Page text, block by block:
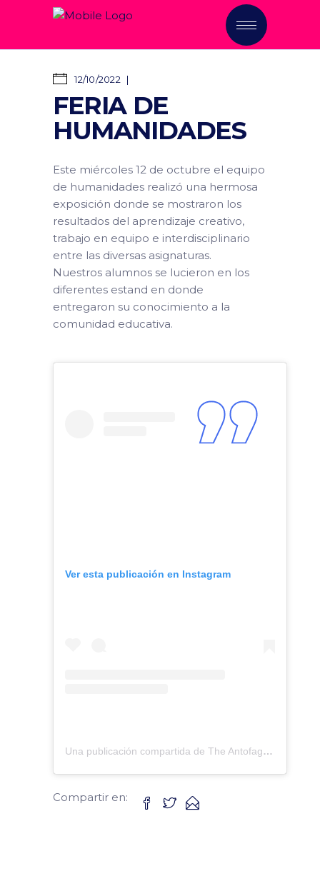
12/10/2022
FERIA DE
HUMANIDADES
Este miércoles 12 de octubre el equipo
de humanidades realizó una hermosa
exposición donde se mostraron los
resultados del aprendizaje creativo,
trabajo en equipo e interdisciplinario
entre las diversas asignaturas.
Nuestros alumnos se lucieron en los
diferentes estand en donde
entregaron su conocimiento a la
comunidad educativa.
Ver esta publicación en Instagram
Una publicación compartida de The Antofagasta British School (@antofagastabritishschool)
Compartir en: